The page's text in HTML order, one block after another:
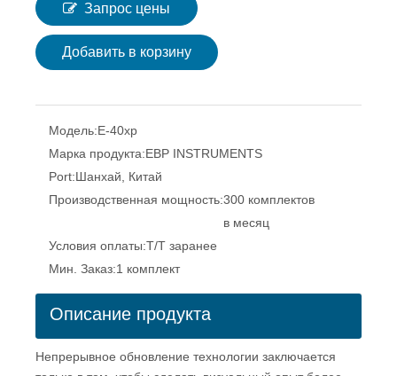
Запрос цены
Добавить в корзину
Модель:E-40xp
Марка продукта:EBP INSTRUMENTS
Port:Шанхай, Китай
Производственная мощность:300 комплектов
в месяц
Условия оплаты:T/T заранее
Мин. Заказ:1 комплект
Описание продукта
Непрерывное обновление технологии заключается